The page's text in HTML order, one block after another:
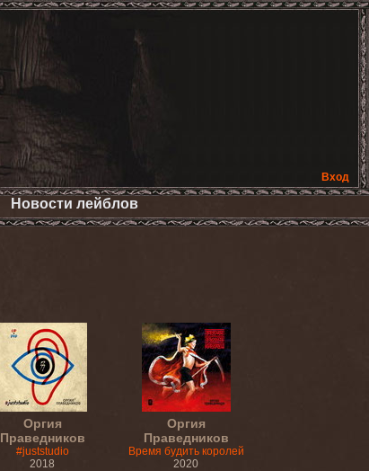
Вход
Новости лейблов
Оргия
Праведников
#juststudio
2018
Оргия
Праведников
Время будить королей
2020